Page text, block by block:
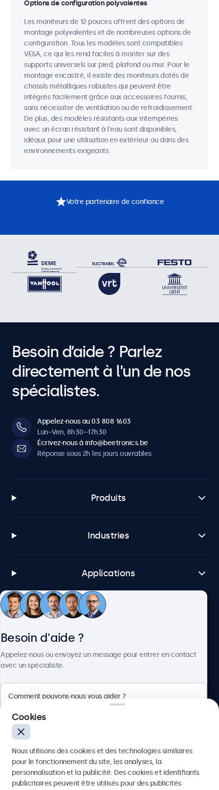
Options de configuration polyvalentes
Les moniteurs de 12 pouces offrent des options de
montage polyvalentes et de nombreuses options de
configuration. Tous les modèles sont compatibles
VESA, ce qui les rend faciles à monter sur des
supports universels sur pied, plafond ou mur. Pour le
montage encastré, il existe des moniteurs dotés de
chassîs métalliques robustes qui peuvent être
intégrés facilement grâce aux accessoires fournis,
sans nécessiter de ventilation ou de refroidissement.
De plus, des modèles résistants aux intempéries
avec un écran résistant à l'eau sont disponibles,
idéaux pour une utilisation en extérieur ou dans des
environnements exigeants.
Votre partenaire de confiance
Besoin d’aide ? Parlez
directement à l’un de nos
spécialistes.
Appelez-nous au 03 808 1603
Lun–Ven, 8h30–17h30
Écrivez-nous à info@beetronics.be
Réponse sous 2h les jours ouvrables
Produits
Industries
Applications
Service client
4.8/5 noté par 5000+ entreprises
Français
Besoin d'aide ?
Appelez-nous ou envoyez un message pour entrer en contact
avec un spécialiste.
Cookies
Nous utilisons des cookies et des technologies similaires
pour le fonctionnement du site, les analyses, la
personnalisation et la publicité. Des cookies et identifiants
publicitaires peuvent être utilisés pour des publicités